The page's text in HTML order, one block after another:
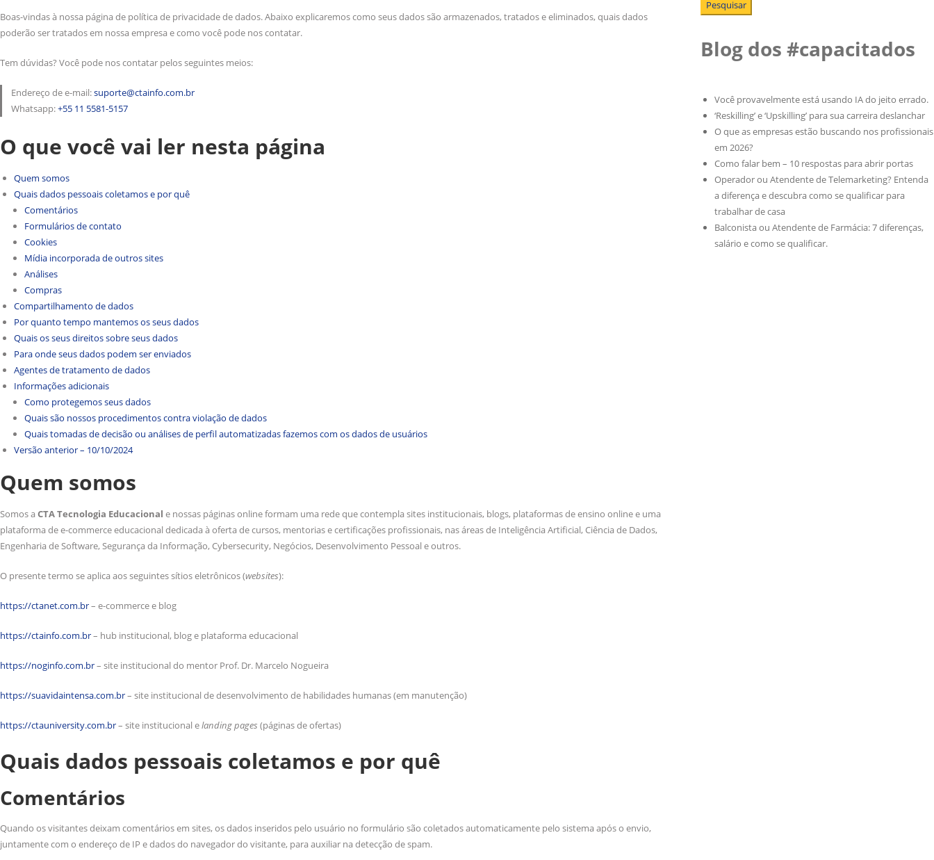
Boas-vindas à nossa página de política de privacidade de dados. Abaixo explicaremos como seus dados são armazenados, tratados e eliminados, quais dados
poderão ser tratados em nossa empresa e como você pode nos contatar.
Tem dúvidas? Você pode nos contatar pelos seguintes meios:
Endereço de e-mail:suporte@ctainfo.com.br
Whatsapp:+55 11 5581-5157
O que você vai ler nesta página
Quem somos
Quais dados pessoais coletamos e por quê
Comentários
Formulários de contato
Cookies
Mídia incorporada de outros sites
Análises
Compras
Compartilhamento de dados
Por quanto tempo mantemos os seus dados
Quais os seus direitos sobre seus dados
Para onde seus dados podem ser enviados
Agentes de tratamento de dados
Informações adicionais
Como protegemos seus dados
Quais são nossos procedimentos contra violação de dados
Quais tomadas de decisão ou análises de perfil automatizadas fazemos com os dados de usuários
Versão anterior – 10/10/2024
Quem somos
Somos a CTA Tecnologia Educacional e nossas páginas online formam uma rede que contempla sites institucionais, blogs, plataformas de ensino online e uma
plataforma de e-commerce educacional dedicada à oferta de cursos, mentorias e certificações profissionais, nas áreas de Inteligência Artificial, Ciência de Dados,
Engenharia de Software, Segurança da Informação, Cybersecurity, Negócios, Desenvolvimento Pessoal e outros.
O presente termo se aplica aos seguintes sítios eletrônicos (websites):
https://ctanet.com.br– e-commerce e blog
https://ctainfo.com.br– hub institucional, blog e plataforma educacional
https://noginfo.com.br– site institucional do mentor Prof. Dr. Marcelo Nogueira
https://suavidaintensa.com.br– site institucional de desenvolvimento de habilidades humanas (em manutenção)
https://ctauniversity.com.br– site institucional elanding pages (páginas de ofertas)
Quais dados pessoais coletamos e por quê
Comentários
Quando os visitantes deixam comentários em sites, os dados inseridos pelo usuário no formulário são coletados automaticamente pelo sistema após o envio,
juntamente com o endereço de IP e dados do navegador do visitante, para auxiliar na detecção de spam.
Blog dos #capacitados
Você provavelmente está usando IA do jeito errado.
‘Reskilling’ e ‘Upskilling’ para sua carreira deslanchar
O que as empresas estão buscando nos profissionais
em 2026?
Como falar bem – 10 respostas para abrir portas
Operador ou Atendente de Telemarketing? Entenda
a diferença e descubra como se qualificar para
trabalhar de casa
Balconista ou Atendente de Farmácia: 7 diferenças,
salário e como se qualificar.